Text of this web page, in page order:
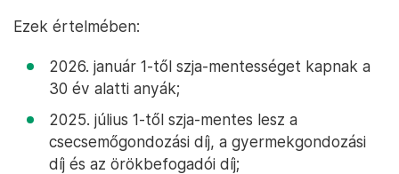
Ezek értelmében:
2026. január 1-től szja-mentességet kapnak a
30 év alatti anyák;
2025. július 1-től szja-mentes lesz a
csecsemőgondozási díj, a gyermekgondozási
díj és az örökbefogadói díj;